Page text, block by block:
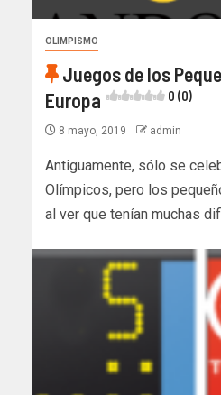
OLIMPISMO
Juegos de los
Europa
0 (0)
8 mayo, 2019 admin
Antiguamente, sólo se
Olímpicos, pero los
al ver que tenían muchas